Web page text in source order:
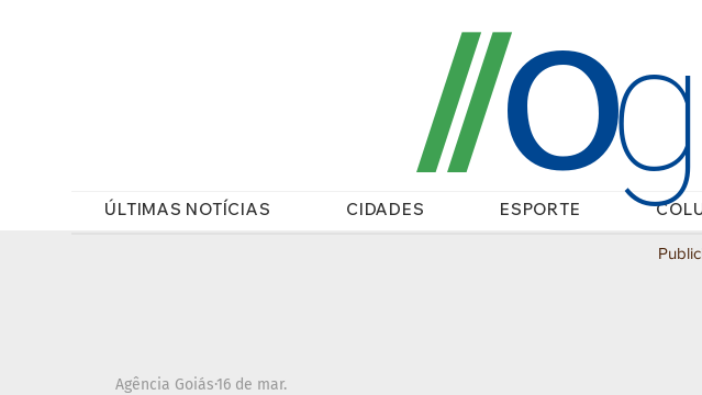
ÚLTIMAS NOTÍCIAS CIDADES ESPORTE
//O
Agência Goiás16 de mar.